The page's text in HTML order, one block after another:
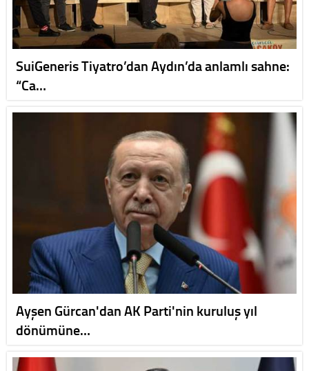
SuiGeneris Tiyatro’dan Aydın’da anlamlı sahne:
“Ca…
Ayşen Gürcan'dan AK Parti'nin kuruluş yıl
dönümüne…